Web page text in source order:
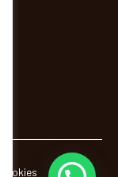
Cookies Quality